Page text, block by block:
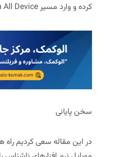
کرده و وارد مسیر WhatsApp Web>Log Out From All Deviceشوید.
سخن پایانی
در این مقاله سعی کردیم